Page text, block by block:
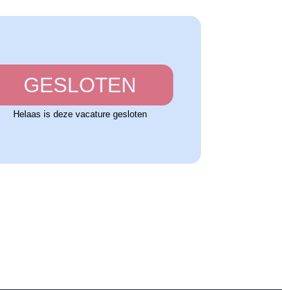
GESLOTEN
Helaas is deze vacature gesloten